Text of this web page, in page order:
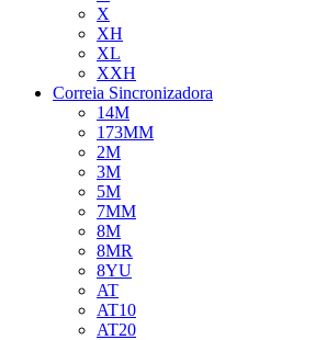
X
XH
XL
XXH
Correia Sincronizadora
14M
173MM
2M
3M
5M
7MM
8M
8MR
8YU
AT
AT10
AT20